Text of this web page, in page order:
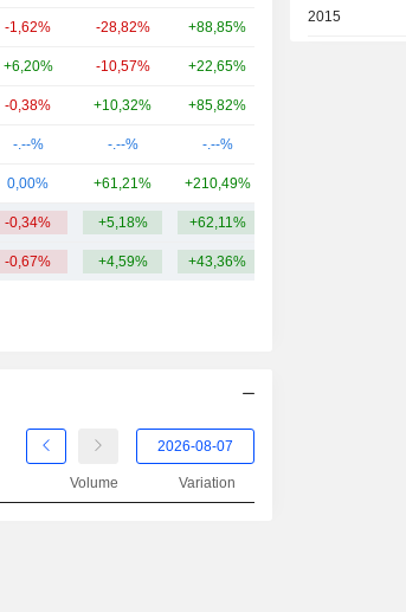
-1,62% -28,82% +88,85%
+6,20% -10,57% +22,65%
-0,38% +10,32% +85,82%
-.--% -.--% -.--%
0,00% +61,21% +210,49%
-0,34% +5,18% +62,11%
-0,67% +4,59% +43,36%
Volume Variation
2015